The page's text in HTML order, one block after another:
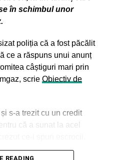
de dolari pentru cele de
acesta va avea un fond de
în schimbul unor
poliția că a fost păcălit
ce a răspuns unui anunț
câștiguri mari prin
scrie Obiectiv de
s-a trezit cu un credit
că a sunat la acel
READING